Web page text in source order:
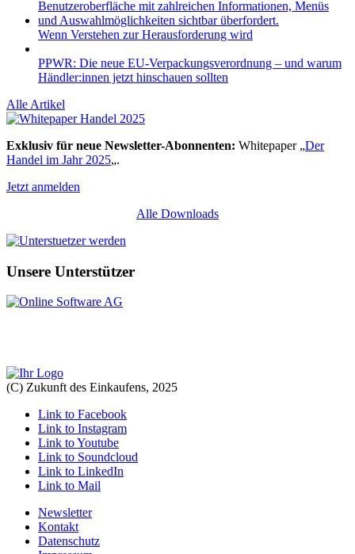
Wenn Verstehen zur Herausforderung wird
PPWR: Die neue EU-Verpackungsverordnung – und warum
Händler:innen jetzt hinschauen sollten
Alle Artikel
Exklusiv für neue Newsletter-Abonnenten: Whitepaper „Der
Handel im Jahr 2025„.
Jetzt anmelden
Alle Downloads
Unsere Unterstützer
(C) Zukunft des Einkaufens, 2025
Link to Facebook
Link to Instagram
Link to Youtube
Link to Soundcloud
Link to LinkedIn
Link to Mail
Newsletter
Kontakt
Datenschutz